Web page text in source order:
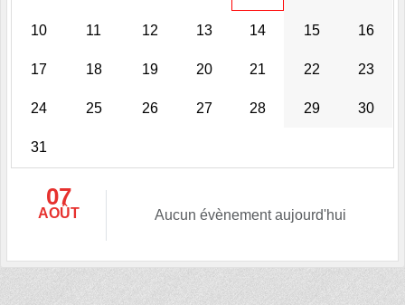
10 11 12 13 14 15 16
17 18 19 20 21 22 23
24 25 26 27 28 29 30
31
07
AOÛT Aucun évènement aujourd'hui